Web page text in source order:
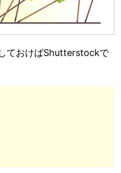
ておけばShutterstockで